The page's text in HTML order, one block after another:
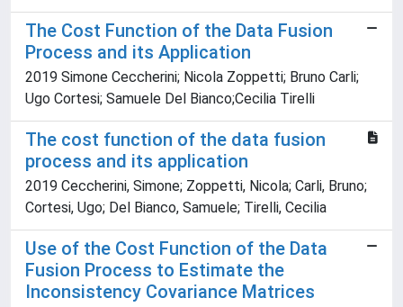
The Cost Function of the Data Fusion
Process and its Application
2019 Simone Ceccherini; Nicola Zoppetti; Bruno Carli;
Ugo Cortesi; Samuele Del Bianco;Cecilia Tirelli
The cost function of the data fusion
process and its application
2019 Ceccherini, Simone; Zoppetti, Nicola; Carli, Bruno;
Cortesi, Ugo; Del Bianco, Samuele; Tirelli, Cecilia
Use of the Cost Function of the Data
Fusion Process to Estimate the
Inconsistency Covariance Matrices